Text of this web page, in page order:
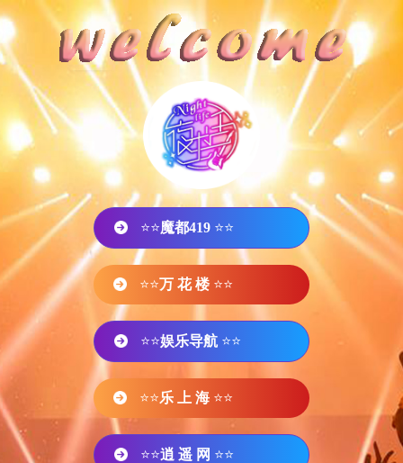
⭐⭐魔都419 ⭐⭐
⭐⭐万 花 楼 ⭐⭐
⭐⭐娱乐导航 ⭐⭐
⭐⭐乐 上 海 ⭐⭐
⭐⭐逍 遥 网 ⭐⭐